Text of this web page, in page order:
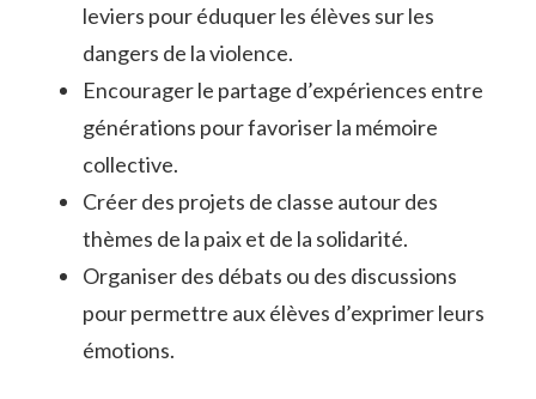
leviers pour éduquer les élèves sur les
dangers de la violence.
Encourager le partage d’expériences entre
générations pour favoriser la mémoire
collective.
Créer des projets de classe autour des
thèmes de la paix et de la solidarité.
Organiser des débats ou des discussions
pour permettre aux élèves d’exprimer leurs
émotions.